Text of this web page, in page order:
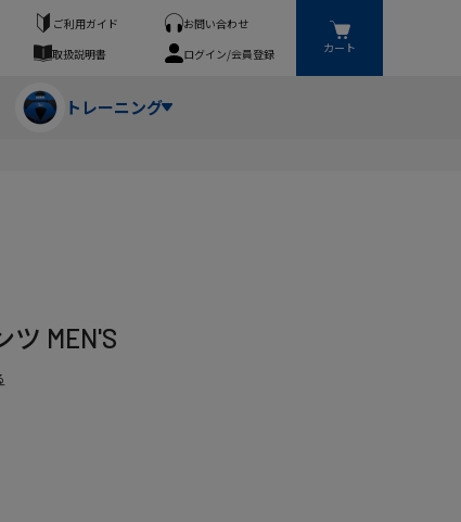
ご利用ガイド
お問い合わせ
取扱説明書
ログイン/会員登録 カート
トレーニング
ル・ハードル
MEN'S